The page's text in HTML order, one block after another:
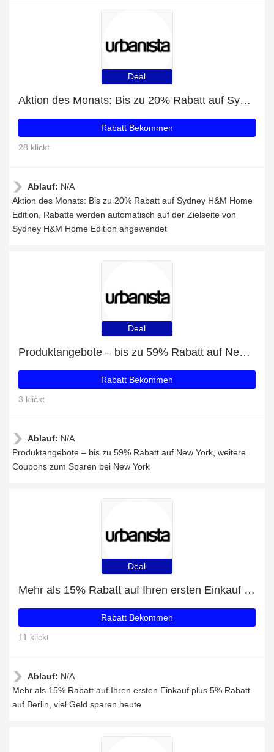
Deal
Aktion des Monats: Bis zu 20% Rabatt auf Sydney H&M Home Edition
Rabatt Bekommen
28 klickt
Ablauf: N/A
Aktion des Monats: Bis zu 20% Rabatt auf Sydney H&M Home
Edition, Rabatte werden automatisch auf der Zielseite von
Sydney H&M Home Edition angewendet
Deal
Produktangebote – bis zu 59% Rabatt auf New York
Rabatt Bekommen
3 klickt
Ablauf: N/A
Produktangebote – bis zu 59% Rabatt auf New York, weitere
Coupons zum Sparen bei New York
Deal
Mehr als 15% Rabatt auf Ihren ersten Einkauf plus 5% Rabatt auf Berlin
Rabatt Bekommen
11 klickt
Ablauf: N/A
Mehr als 15% Rabatt auf Ihren ersten Einkauf plus 5% Rabatt
auf Berlin, viel Geld sparen heute